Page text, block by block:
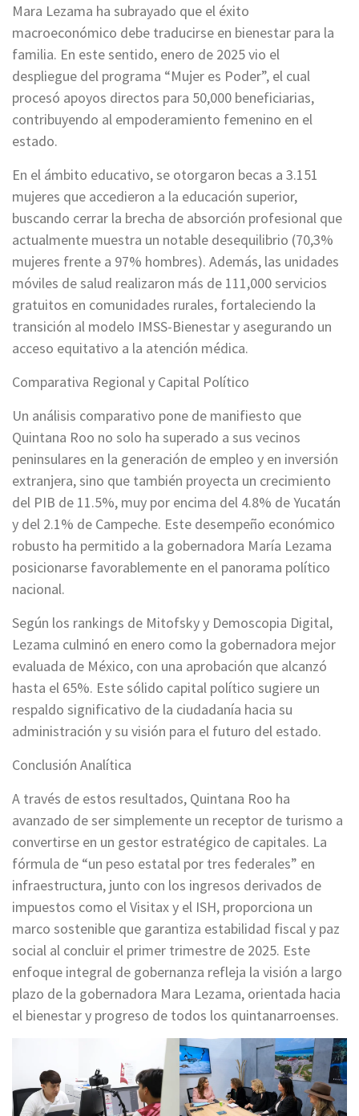
Mara Lezama ha subrayado que el éxito
macroeconómico debe traducirse en bienestar para la
familia. En este sentido, enero de 2025 vio el
despliegue del programa “Mujer es Poder”, el cual
procesó apoyos directos para 50,000 beneficiarias,
contribuyendo al empoderamiento femenino en el
estado.
En el ámbito educativo, se otorgaron becas a 3.151
mujeres que accedieron a la educación superior,
buscando cerrar la brecha de absorción profesional que
actualmente muestra un notable desequilibrio (70,3%
mujeres frente a 97% hombres). Además, las unidades
móviles de salud realizaron más de 111,000 servicios
gratuitos en comunidades rurales, fortaleciendo la
transición al modelo IMSS-Bienestar y asegurando un
acceso equitativo a la atención médica.
Comparativa Regional y Capital Político
Un análisis comparativo pone de manifiesto que
Quintana Roo no solo ha superado a sus vecinos
peninsulares en la generación de empleo y en inversión
extranjera, sino que también proyecta un crecimiento
del PIB de 11.5%, muy por encima del 4.8% de Yucatán
y del 2.1% de Campeche. Este desempeño económico
robusto ha permitido a la gobernadora María Lezama
posicionarse favorablemente en el panorama político
nacional.
Según los rankings de Mitofsky y Demoscopia Digital,
Lezama culminó en enero como la gobernadora mejor
evaluada de México, con una aprobación que alcanzó
hasta el 65%. Este sólido capital político sugiere un
respaldo significativo de la ciudadanía hacia su
administración y su visión para el futuro del estado.
Conclusión Analítica
A través de estos resultados, Quintana Roo ha
avanzado de ser simplemente un receptor de turismo a
convertirse en un gestor estratégico de capitales. La
fórmula de “un peso estatal por tres federales” en
infraestructura, junto con los ingresos derivados de
impuestos como el Visitax y el ISH, proporciona un
marco sostenible que garantiza estabilidad fiscal y paz
social al concluir el primer trimestre de 2025. Este
enfoque integral de gobernanza refleja la visión a largo
plazo de la gobernadora Mara Lezama, orientada hacia
el bienestar y progreso de todos los quintanarroenses.